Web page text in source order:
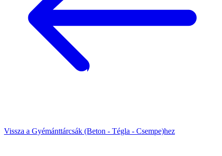
Vissza a Gyémánttárcsák (Beton - Tégla - Csempe)hez